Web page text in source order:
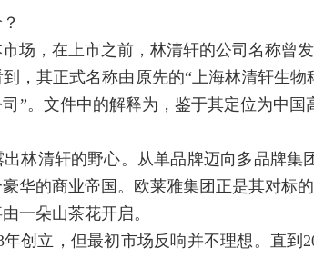
，在上市之前，林清轩的公司名称曾发
其正式名称由原先的“上海林清轩生物
”。文件中的解释为，鉴于其定位为中国
清轩的野心。从单品牌迈向多品牌集
华的商业帝国。欧莱雅集团正是其对标的
朵山茶花开启。
立，但最初市场反响并不理想。直到